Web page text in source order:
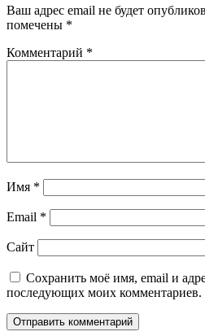
Ваш адрес email не будет
помечены *
Комментарий *
Имя *
Email *
Сайт
Сохранить моё имя, email и
последующих моих комментариев.